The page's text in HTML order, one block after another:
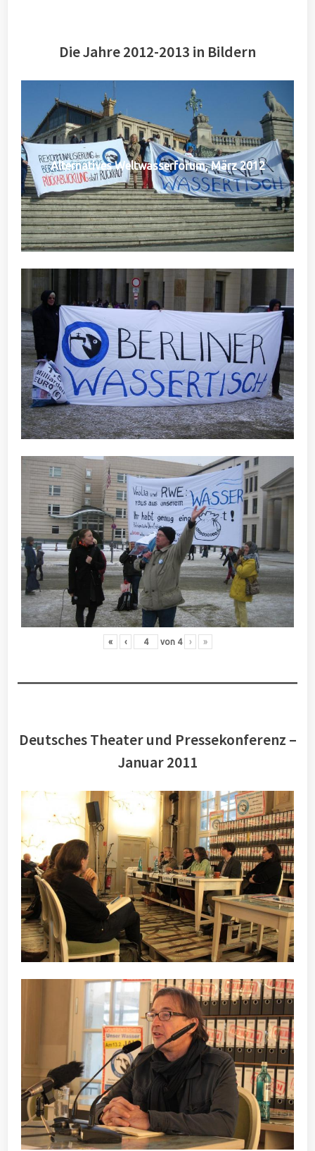
Die Jahre 2012-2013 in Bildern
Alternatives Weltwasserforum, März 2012
« ‹ von 4 › »
Deutsches Theater und Pressekonferenz –
Januar 2011